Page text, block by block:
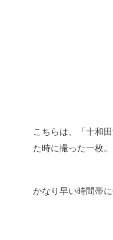
こちらは、「十和
た時に撮った一枚。
かなり早い時間帯